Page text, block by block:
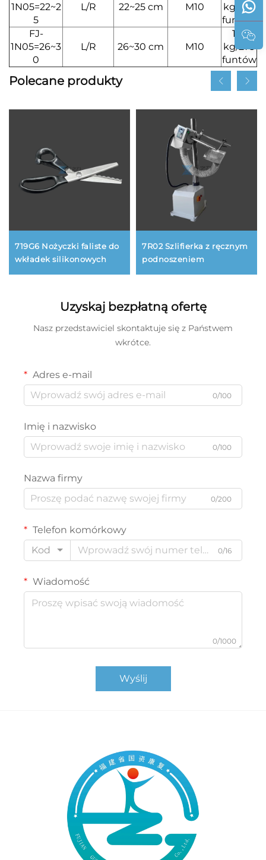
1N05=22~2
5
L/R 22~25 cm M10
kg/275
funtów
FJ-
1N05=26~3
0
L/R 26~30 cm M10
125
kg/275
funtów
Polecane produkty
719G6 Nożyczki faliste do
wkładek silikonowych
7R02 Szlifierka z ręcznym
podnoszeniem
Uzyskaj bezpłatną ofertę
Nasz przedstawiciel skontaktuje się z Państwem
wkrótce.
Adres e-mail
0/100
Imię i nazwisko
0/100
Nazwa firmy
0/200
Telefon komórkowy
Kod
0/16
Wiadomość
0/1000
Wyślij